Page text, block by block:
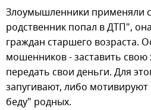
Злоумышленники применяли
родственник попал в ДТП",
граждан старшего возраста.
мошенников - заставить
передать свои деньги. Для
запугивают, либо
беду" родных.